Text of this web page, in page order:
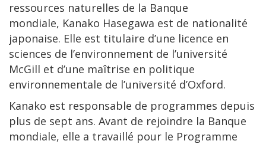
ressources naturelles de la Banque
mondiale, Kanako Hasegawa est de nationalité
japonaise. Elle est titulaire d’une licence en
sciences de l’environnement de l’université
McGill et d’une maîtrise en politique
environnementale de l’université d’Oxford.
Kanako est responsable de programmes depuis
plus de sept ans. Avant de rejoindre la Banque
mondiale, elle a travaillé pour le Programme